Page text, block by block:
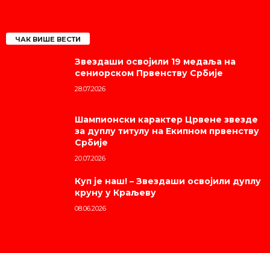
ЧАК ВИШЕ ВЕСТИ
Звездаши освојили 19 медаља на
сениорском Првенству Србије
28.07.2026
Шампионски карактер Црвене звезде
за дуплу титулу на Екипном првенству
Србије
20.07.2026
Куп је наш! – Звездаши освојили дуплу
круну у Краљеву
08.06.2026